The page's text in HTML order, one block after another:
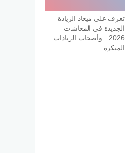
تعرف على ميعاد الزيادة
الجديدة في المعاشات
2026…وأصحاب الزيادات
المبكرة